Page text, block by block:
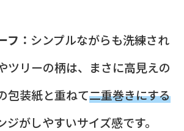
フ： シンプルながらも洗練され
ツリーの柄は、まさに高見えの
包装紙と重ねて二重巻きにする
ジがしやすいサイズ感です。